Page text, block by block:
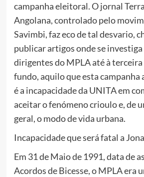
campanha eleitoral. O jornal Terra
Angolana, controlado pelo
Savimbi, faz eco de tal desvario,
publicar artigos onde se investiga
dirigentes do MPLA até à terceira
fundo, aquilo que esta campanha
é a incapacidade da UNITA em
aceitar o fenómeno crioulo e, de
geral, o modo de vida urbana.
Incapacidade que será fatal a
Em 31 de Maio de 1991, data de
Acordos de Bicesse, o MPLA era